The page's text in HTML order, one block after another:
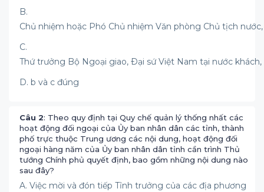
B.
Chủ nhiệm hoặc Phó Chủ nhiệm Văn phòng Chủ tịch
C.
Thứ trưởng Bộ Ngoại giao, Ðại sứ Việt Nam tại nước
D. b và c đúng
Câu 2: Theo quy định tại Quy chế quản lý thống nhất các
hoạt động đối ngoại của Ủy ban nhân dân các tỉnh, thành
phố trực thuộc Trung ương các nội dung, hoạt động đối
ngoại hàng năm của Ủy ban nhân dân tỉnh cần trình Thủ
tướng Chính phủ quyết định, bao gồm những nội dung nào
sau đây?
A. Việc mời và đón tiếp Tỉnh trưởng của các địa phương